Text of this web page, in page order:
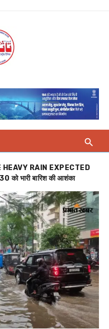
HEAVY RAIN EXPECTED
को भारी बारिश की आशंका